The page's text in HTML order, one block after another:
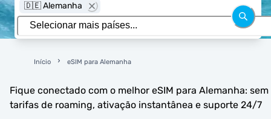
🇩🇪 Alemanha
Início eSIM para Alemanha
Fique conectado com o melhor eSIM para Alemanha: sem
tarifas de roaming, ativação instantânea e suporte 24/7